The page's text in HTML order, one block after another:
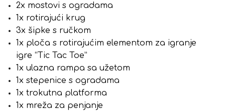
2x mostovi s ogradama
1x rotirajući krug
3x šipke s ručkom
1x ploča s rotirajućim elementom za igranje
igre “Tic Tac Toe”
1x ulazna rampa sa užetom
1x stepenice s ogradama
1x trokutna platforma
1x mreža za penjanje